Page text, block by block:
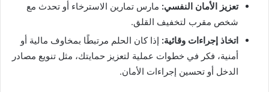
تعزيز الأمان النفسي: مارس تمارين الاسترخاء أو تحدث مع
شخص مقرب لتخفيف القلق.
اتخاذ إجراءات وقائية: إذا كان الحلم مرتبطًا بمخاوف مالية أو
أمنية، فكر في خطوات عملية لتعزيز حمايتك، مثل تنويع مصادر
الدخل أو تحسين إجراءات الأمان.